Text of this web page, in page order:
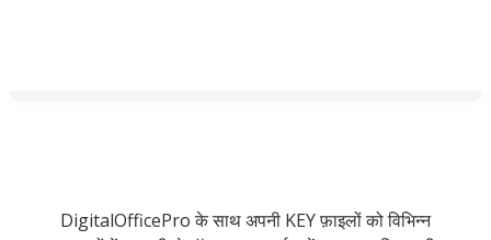
DigitalOfficePro के साथ अपनी KEY फ़ाइलों को विभिन्न